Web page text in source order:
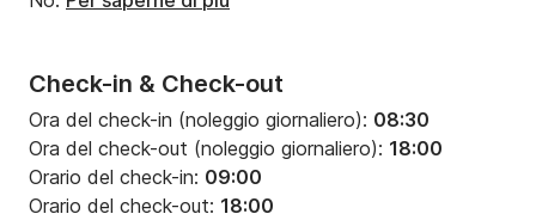
Check-in & Check-out
Ora del check-in (noleggio giornaliero): 08:30
Ora del check-out (noleggio giornaliero): 18:00
Orario del check-in: 09:00
Orario del check-out: 18:00